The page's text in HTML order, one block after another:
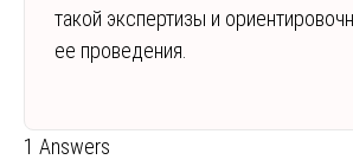
такой экспертизы и
ее проведения.
1 Answers